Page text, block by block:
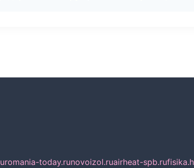
romania-today.runovoizol.ruairheat-spb.ru